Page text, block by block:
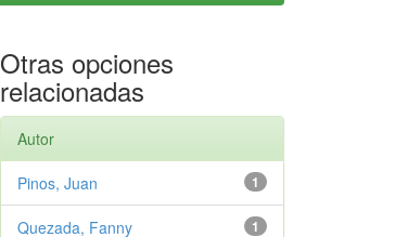
Otras opciones
relacionadas
Autor
1
Pinos, Juan
1
Quezada, Fanny